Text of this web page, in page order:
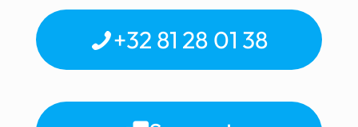
+32 81 28 01 38